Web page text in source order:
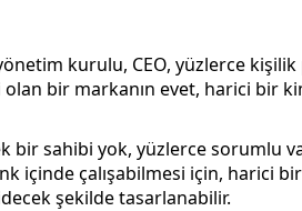
kurulu, CEO, yüzlerce
olan bir markanın evet, harici bir
bir sahibi yok, yüzlerce sorumlu
içinde çalışabilmesi için, harici
şekilde tasarlanabilir.